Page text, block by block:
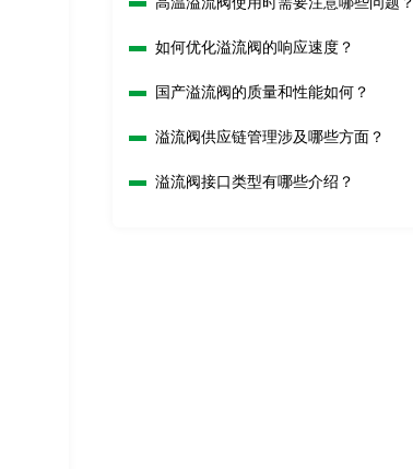
如何优化溢流阀的响应速度？
国产溢流阀的质量和性能如何？
溢流阀供应链管理涉及哪些方面？
溢流阀接口类型有哪些介绍？